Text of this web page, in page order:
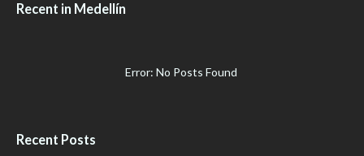
Recent in Medellín
Error: No Posts Found
Recent Posts